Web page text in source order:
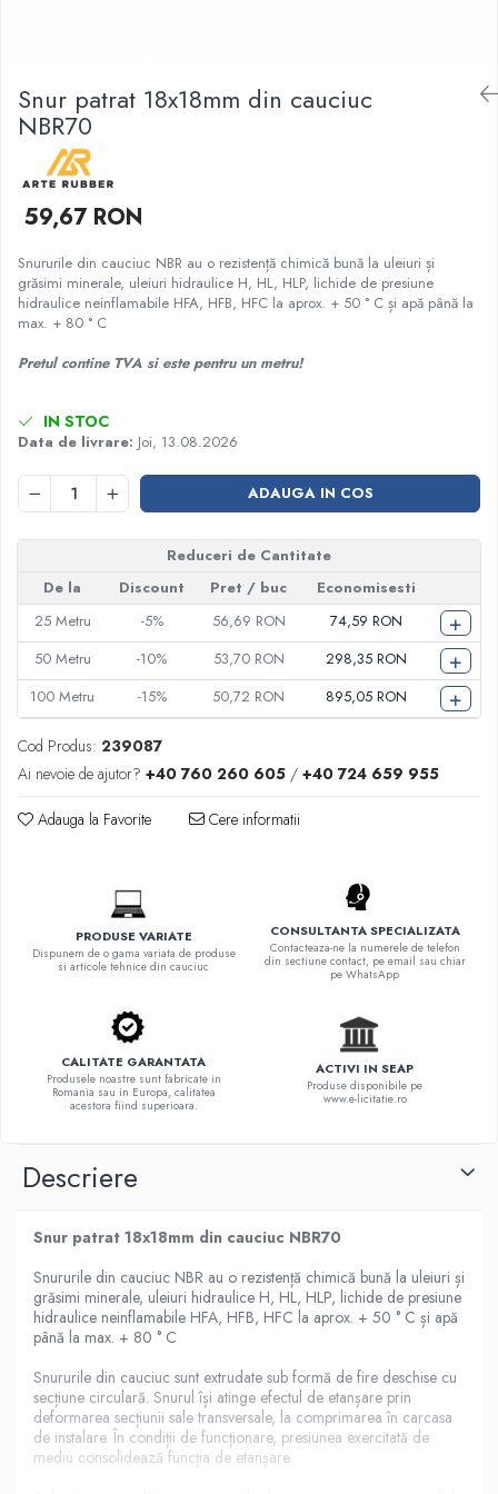
Pentru etansari cu gauri de trecere a
prezoanelor (full face) conform DIN
86071
Pentru flanse plate cu umar (RF) conform
DIN 2690
Snur patrat 18x18mm din cauciuc
NBR70
59,67 RON
Snururile din cauciuc NBR au o rezistență chimică bună la uleiuri și
grăsimi minerale, uleiuri hidraulice H, HL, HLP, lichide de presiune
hidraulice neinflamabile HFA, HFB, HFC la aprox. + 50 ° C și apă până la
max. + 80 ° C
Pretul contine TVA si este pentru un metru!
IN STOC
Data de livrare: Joi, 13.08.2026
ADAUGA IN COS
Reduceri de Cantitate
De la
Discount Pret / buc
Economisesti
25Metru -5% 56,69 RON 74,59 RON +
50Metru -10% 53,70 RON 298,35 RON +
100 Metru -15% 50,72 RON 895,05 RON +
Cod Produs: 239087
Ai nevoie de ajutor? +40 760 260 605 / +40 724 659 955
Adauga la Favorite Cere informatii
PRODUSE VARIATE
Dispunem de o gama variata de produse
si articole tehnice din cauciuc
CONSULTANTA SPECIALIZATA
Contacteaza-ne la numerele de telefon
din sectiune contact, pe email sau chiar
pe WhatsApp
CALITATE GARANTATA
Produsele noastre sunt fabricate in
Romania sau in Europa, calitatea
acestora fiind superioara.
ACTIVI IN SEAP
Produse disponibile pe
www.e-licitatie.ro
Descriere
Snur patrat 18x18mm din cauciuc NBR70
Snururile din cauciuc NBR au o rezistență chimică bună la uleiuri și
grăsimi minerale, uleiuri hidraulice H, HL, HLP, lichide de presiune
hidraulice neinflamabile HFA, HFB, HFC la aprox. + 50 ° C și apă
până la max. + 80 ° C
Snururile din cauciuc sunt extrudate sub formă de fire deschise cu
secțiune circulară. Snurul își atinge efectul de etanșare prin
deformarea secțiunii sale transversale, la comprimarea în carcasa
de instalare. În condiții de funcționare, presiunea exercitată de
mediu consolidează funcția de etanșare.